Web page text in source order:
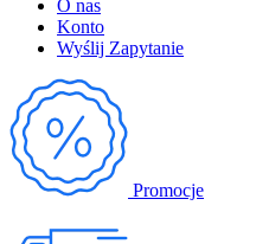
O nas
Konto
Wyślij Zapytanie
Promocje